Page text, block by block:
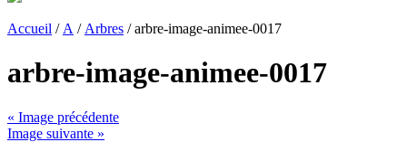
Accueil / A / Arbres / arbre-image-animee-0017
arbre-image-animee-0017
« Image précédente
Image suivante »